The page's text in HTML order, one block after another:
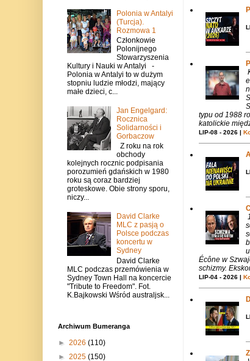
typu od 1988
katolickie
LIP-08 - 2026 |
Écône w
schizmy.
LIP-04 - 2026 |
Polonia w Antalyi
(Turcja).
Rozmowa 1
Członkowie
Polonijnego
Stowarzyszenia
Kultury i Nauki w Antalyi -
Polonia w Antalyi to w dużym
stopniu ludzie młodzi, mający
małe dzieci, c...
Jan Engelgard:
Rocznica
Solidarności i
Gorbaczow
Z roku na rok
obchody
kolejnych rocznic podpisania
porozumień gdańskich w 1980
roku są coraz bardziej
groteskowe. Obie strony sporu,
niczy...
David Clarke
MLC z pasją o
Polsce podczas
koncertu w
Sydney
David Clarke
MLC podczas przemówienia w
Sydney Town Hall na koncercie
"Tribute to Freedom". Fot.
K.Bajkowski Wśród australjsk...
Archiwum Bumeranga
► 2026 (110)
► 2025 (150)